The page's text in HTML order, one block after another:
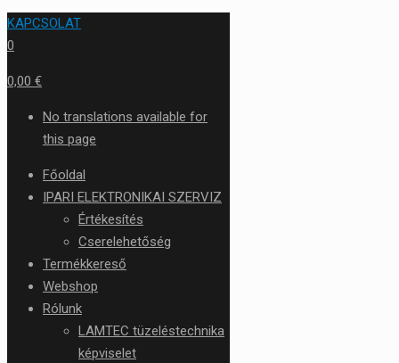
KAPCSOLAT
0
0,00 €
No translations available for
this page
Főoldal
IPARI ELEKTRONIKAI SZERVIZ
Értékesítés
Cserelehetőség
Termékkereső
Webshop
Rólunk
LAMTEC tüzeléstechnika
képviselet